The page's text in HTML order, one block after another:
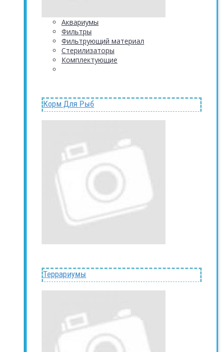
Аквариумы
Фильтры
Фильтрующий материал
Стерилизаторы
Комплектующие
Корм Для Рыб
Террариумы